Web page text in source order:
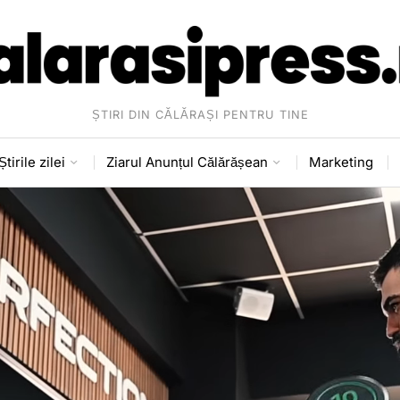
ȘTIRI DIN CĂLĂRAȘI PENTRU TINE
zilei Ziarul Anunțul Călărășean Marketing